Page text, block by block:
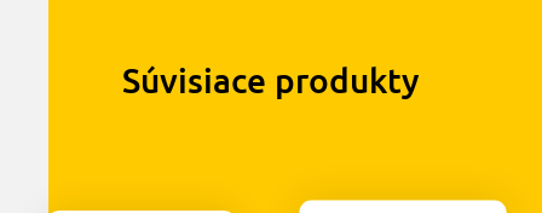
Súvisiace produkty